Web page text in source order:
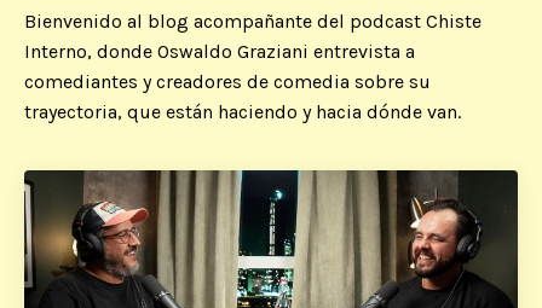
Bienvenido al blog acompañante del podcast Chiste
Interno, donde Oswaldo Graziani entrevista a
comediantes y creadores de comedia sobre su
trayectoria, que están haciendo y hacia dónde van.